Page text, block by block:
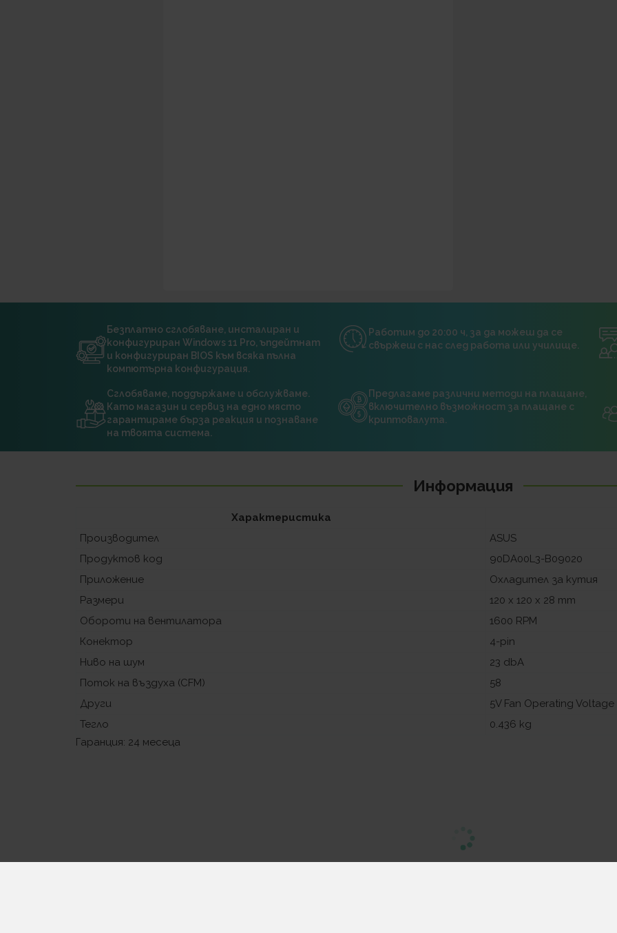
Безплатно сглобяване, инсталиран и
конфигуриран Windows 11 Pro, ъпдейтнат
и конфигуриран BIOS към всяка пълна
компютърна конфигурация.
Работим до 20:00 ч, за да можеш да се
свържеш с нас след работа или училище.
Сглобяваме, поддържаме и обслужваме.
Като магазин и сервиз на едно място
гарантираме бърза реакция и познаване
на твоята система.
Предлагаме различни методи на плащане,
включително възможност за плащане с
криптовалута.
Информация
Характеристика
Производител
ASUS
Продуктов код
90DA00L3-B09020
Приложение
Охладител за кутия
Размери
120 x 120 x 28 mm
Обороти на вентилатора
1600 RPM
Конектор
4-pin
Ниво на шум
23 dbA
Поток на въздуха (CFM)
58
Други
5V Fan Operating Voltage
Тегло
0.436 kg
Гаранция: 24 месеца